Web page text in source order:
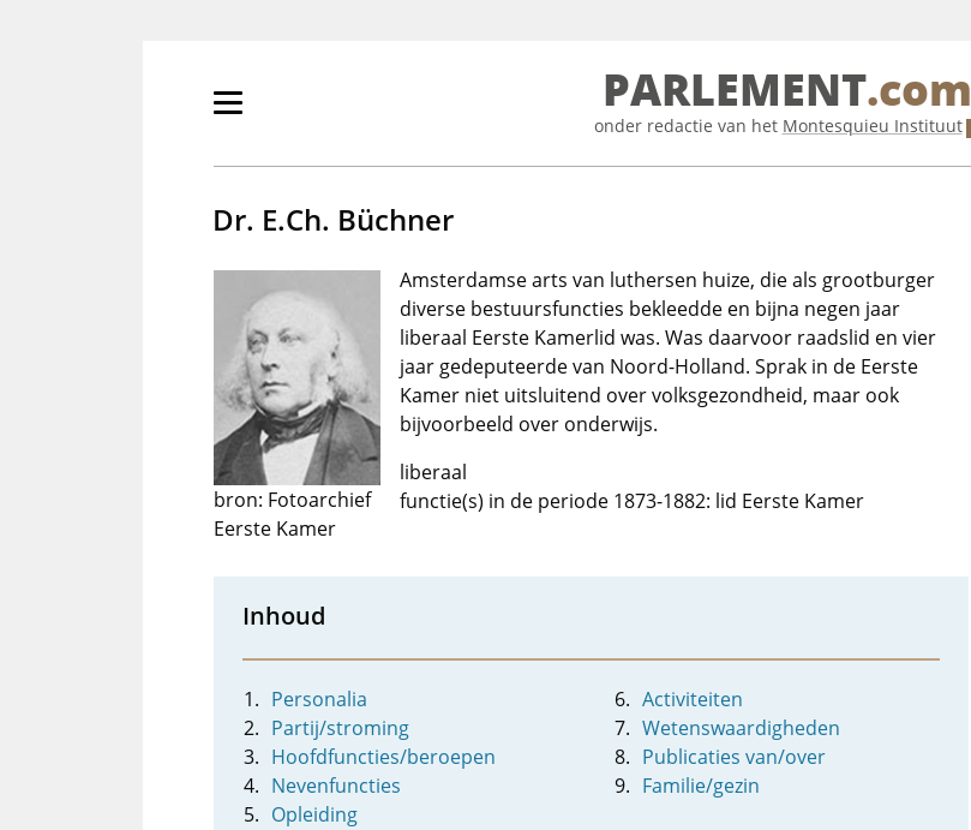
Primair
tonen/verbergen
PARLEMENT.com
onder redactie van het Montesquieu Instituut
Dr. E.Ch. Büchner
bron: Fotoarchief
Eerste Kamer
Amsterdamse arts van luthersen huize, die als grootburger
diverse bestuursfuncties bekleedde en bijna negen jaar
liberaal Eerste Kamerlid was. Was daarvoor raadslid en vier
jaar gedeputeerde van Noord-Holland. Sprak in de Eerste
Kamer niet uitsluitend over volksgezondheid, maar ook
bijvoorbeeld over onderwijs.
liberaal
functie(s) in de periode 1873-1882: lid Eerste Kamer
Inhoud
Personalia
Partij/stroming
Hoofdfuncties/beroepen
Nevenfuncties
Opleiding
Activiteiten
Wetenswaardigheden
Publicaties van/over
Familie/gezin